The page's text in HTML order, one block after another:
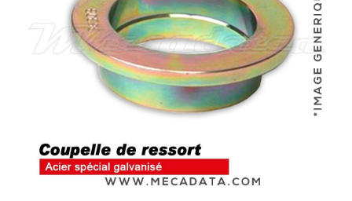
Parcourir tous les véhicules
Sa marque...
Son modèle...
Rechercher